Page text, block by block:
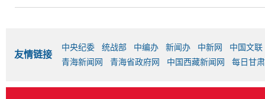
友情链接
中央纪委 统战部 中编办 新闻办 中新网
中国文联
青海新闻网
青海省政府网 中国西藏新闻网 每日甘